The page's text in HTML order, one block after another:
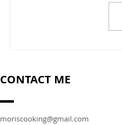
CONTACT ME
moriscooking@gmail.com